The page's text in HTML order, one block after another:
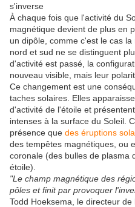
s'inverse
À chaque fois que l'activité du
magnétique devient de plus en
un dipôle, comme c'est le cas
nord et sud ne se distinguent
d'activité est passé, la
nouveau visible, mais leur
Ce changement est une
taches solaires. Elles
d'activité de l'étoile et
intenses à la surface du Soleil.
présence que des éruptions
des tempêtes magnétiques, ou
coronale (des bulles de plasma
étoile).
"Le champ magnétique des
pôles et finit par provoquer
Todd Hoeksema, le directeur